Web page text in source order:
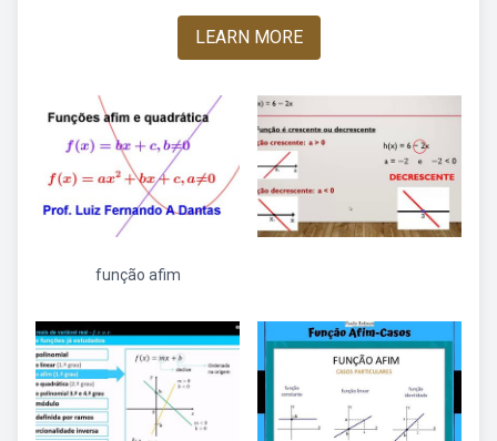
LEARN MORE
função afim